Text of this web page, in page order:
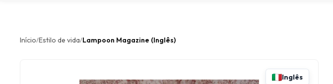
Início/Estilo de vida/Lampoon Magazine (Inglês)
Inglês